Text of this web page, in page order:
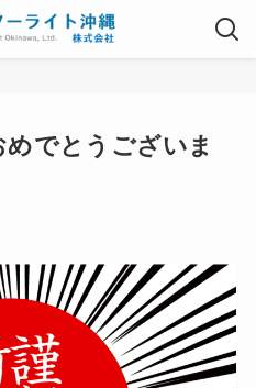
でとうございま